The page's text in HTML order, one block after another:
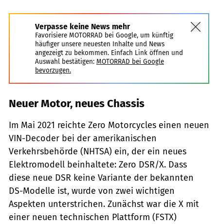
Verpasse keine News mehr
Favorisiere MOTORRAD bei Google, um künftig
häufiger unsere neuesten Inhalte und News
angezeigt zu bekommen. Einfach Link öffnen und
Auswahl bestätigen: MOTORRAD bei Google
bevorzugen.
Neuer Motor, neues Chassis
Im Mai 2021 reichte Zero Motorcycles einen neuen
VIN-Decoder bei der amerikanischen
Verkehrsbehörde (NHTSA) ein, der ein neues
Elektromodell beinhaltete: Zero DSR/X. Dass
diese neue DSR keine Variante der bekannten
DS-Modelle ist, wurde von zwei wichtigen
Aspekten unterstrichen. Zunächst war die X mit
einer neuen technischen Plattform (FSTX)